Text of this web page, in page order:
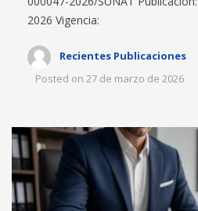
2026 Vigencia:
Recientes Publicaciones
Posted on 27 de marzo de 2026